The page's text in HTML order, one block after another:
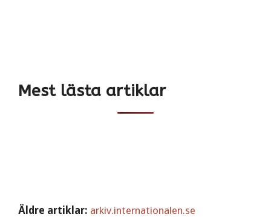
Mest lästa artiklar
Äldre artiklar: arkiv.internationalen.se